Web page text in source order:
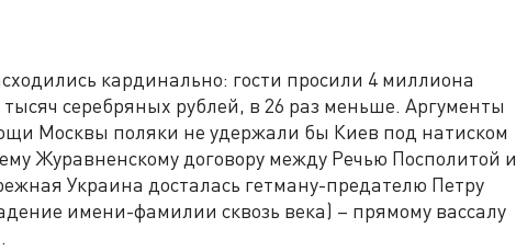
кардинально: гости просили 4 миллиона
серебряных рублей, в 26 раз меньше. Аргументы
Москвы поляки не удержали бы Киев под натиском
Журавненскому договору между Речью Посполитой и
Украина досталась гетману-предателю Петру
имени-фамилии сквозь века) – прямому вассалу